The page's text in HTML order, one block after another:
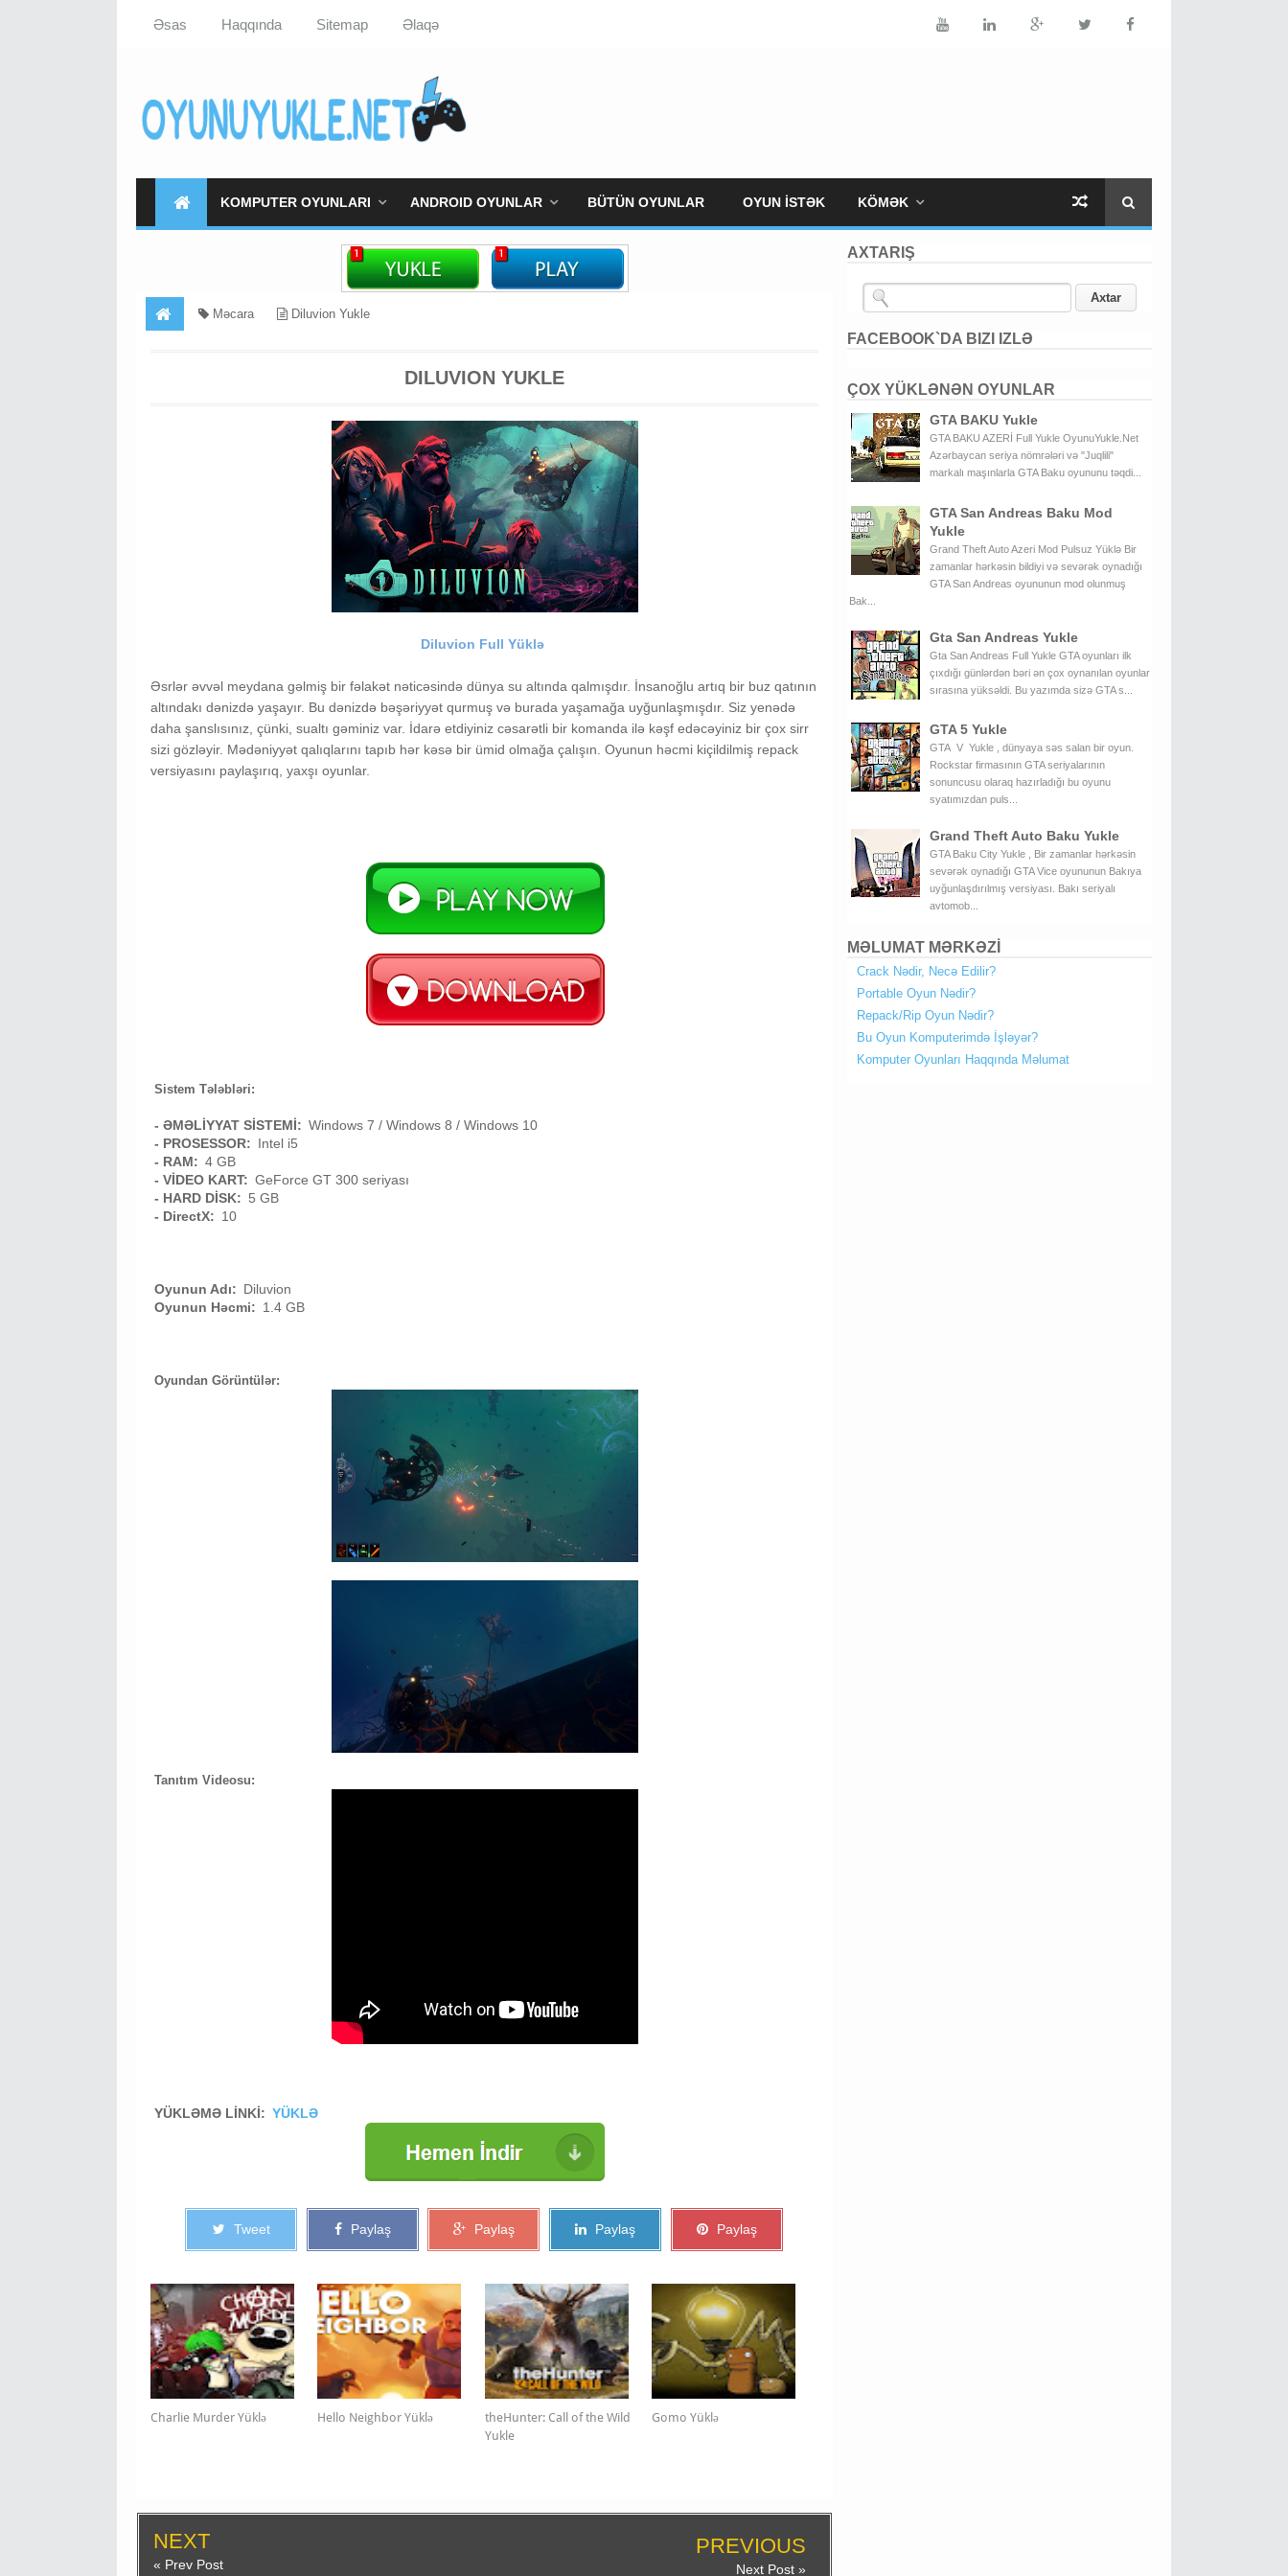
Əsas Haqqında Sitemap Əlaqə
KOMPUTER OYUNLARI ANDROID OYUNLAR BÜTÜN OYUNLAR OYUN İSTƏK KÖMƏK
Məcara Diluvion Yukle
DILUVION YUKLE
Diluvion Full Yüklə
Əsrlər əvvəl meydana gəlmiş bir fəlakət nəticəsində dünya su altında qalmışdır. İnsanoğlu artıq bir buz qatının
altındakı dənizdə yaşayır. Bu dənizdə bəşəriyyət qurmuş və burada yaşamağa uyğunlaşmışdır. Siz yenədə
daha şanslısınız, çünki, sualtı gəminiz var. İdarə etdiyiniz cəsarətli bir komanda ilə kəşf edəcəyiniz bir çox sirr
sizi gözləyir. Mədəniyyət qalıqlarını tapıb hər kəsə bir ümid olmağa çalışın. Oyunun həcmi kiçildilmiş repack
versiyasını paylaşırıq, yaxşı oyunlar.
Sistem Tələbləri:
- ƏMƏLİYYAT SİSTEMİ: Windows 7 / Windows 8 / Windows 10
- PROSESSOR: Intel i5
- RAM: 4 GB
- VİDEO KART: GeForce GT 300 seriyası
- HARD DİSK: 5 GB
- DirectX: 10
Oyunun Adı: Diluvion
Oyunun Həcmi: 1.4 GB
Oyundan Görüntülər:
Tanıtım Videosu:
YÜKLƏMƏ LİNKİ: YÜKLƏ
Tweet Paylaş Paylaş Paylaş Paylaş
Charlie Murder Yüklə Hello Neighbor Yüklə
theHunter: Call of the Wild
Yukle
Gomo Yüklə
NEXT
« Prev Post
PREVIOUS
Next Post »
AXTARIŞ
FACEBOOK`DA BIZI IZLƏ
ÇOX YÜKLƏNƏN OYUNLAR
GTA BAKU Yukle
GTA BAKU AZERİ Full Yukle OyunuYukle.Net
Azərbaycan seriya nömrələri və "Juqlili"
markalı maşınlarla GTA Baku oyununu təqdi...
GTA San Andreas Baku Mod
Yukle
Grand Theft Auto Azeri Mod Pulsuz Yüklə Bir
zamanlar hərkəsin bildiyi və sevərək oynadığı
GTA San Andreas oyununun mod olunmuş
Bak...
Gta San Andreas Yukle
Gta San Andreas Full Yukle GTA oyunları ilk
çıxdığı günlərdən bəri ən çox oynanılan oyunlar
sırasına yüksəldi. Bu yazımda sizə GTA s...
GTA 5 Yukle
GTA V Yukle , dünyaya səs salan bir oyun.
Rockstar firmasının GTA seriyalarının
sonuncusu olaraq hazırladığı bu oyunu
syatımızdan puls...
Grand Theft Auto Baku Yukle
GTA Baku City Yukle , Bir zamanlar hərkəsin
sevərək oynadığı GTA Vice oyununun Bakıya
uyğunlaşdırılmış versiyası. Bakı seriyalı
avtomob...
MƏLUMAT MƏRKƏZİ
Crack Nədir, Necə Edilir?
Portable Oyun Nədir?
Repack/Rip Oyun Nədir?
Bu Oyun Komputerimdə İşləyər?
Komputer Oyunları Haqqında Məlumat